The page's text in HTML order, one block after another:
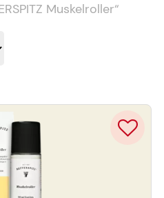
Muskelroller“